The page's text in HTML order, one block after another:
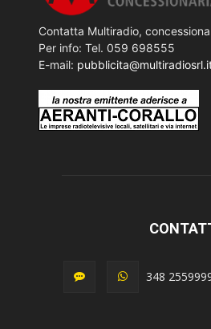
Contatta Multiradio,
Per info: Tel. 059 698555
E-mail:
348